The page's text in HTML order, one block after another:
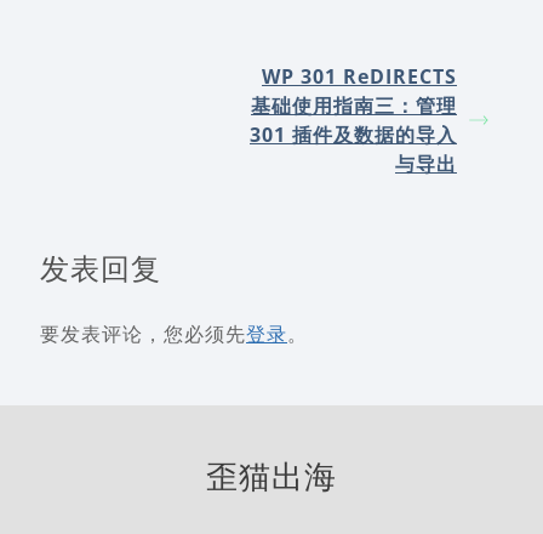
WP 301 ReDIRECTS
基础使用指南三：管理
301 插件及数据的导入
与导出
发表回复
要发表评论，您必须先登录。
歪猫出海